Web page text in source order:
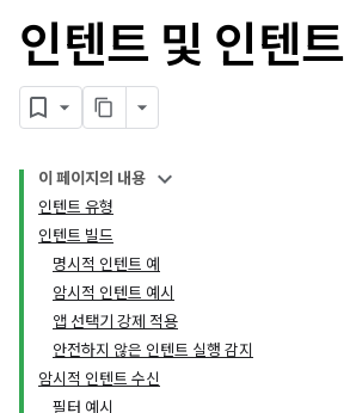
인텐트 및 인텐트
이 페이지의 내용
인텐트 유형
인텐트 빌드
명시적 인텐트 예
암시적 인텐트 예시
앱 선택기 강제 적용
안전하지 않은 인텐트 실행 감지
암시적 인텐트 수신
필터 예시